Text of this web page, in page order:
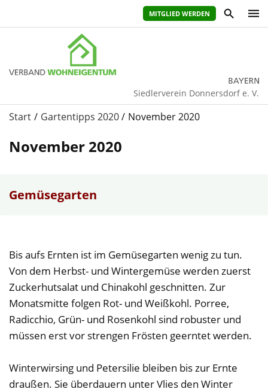
MITGLIED WERDEN
Siedlerverein Donnersdorf e. V.
Start Gartentipps 2020 November 2020
November 2020
Gemüsegarten
Bis aufs Ernten ist im Gemüsegarten wenig zu tun.
Von dem Herbst- und Wintergemüse werden zuerst
Zuckerhutsalat und Chinakohl geschnitten. Zur
Monatsmitte folgen Rot- und Weißkohl. Porree,
Radicchio, Grün- und Rosenkohl sind robuster und
müssen erst vor strengen Frösten geerntet werden.
Winterwirsing und Petersilie bleiben bis zur Ernte
draußen. Sie überdauern unter Vlies den Winter